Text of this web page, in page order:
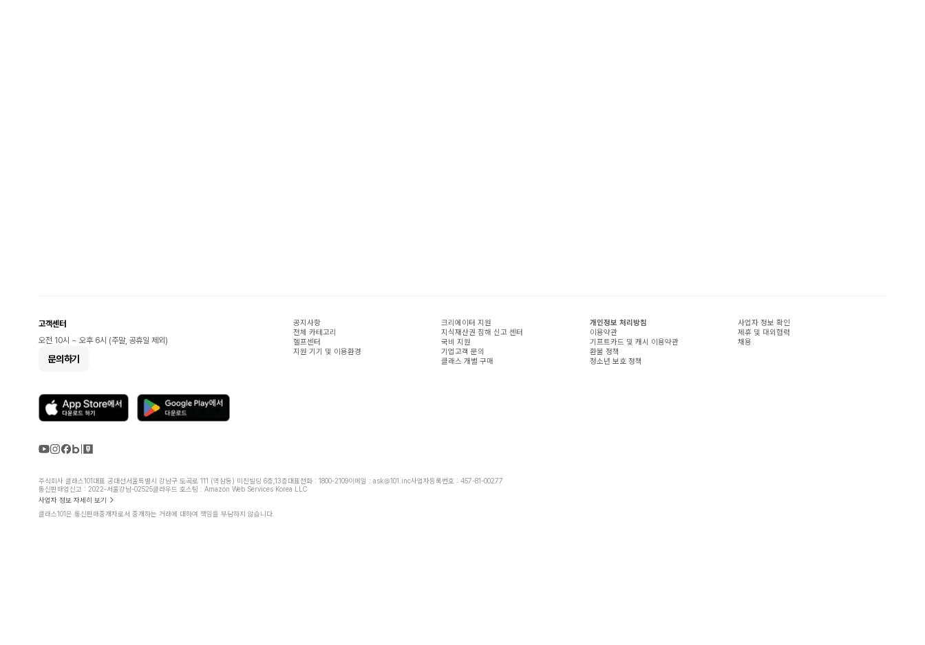
고객센터
오전 10시 ~ 오후 6시 (주말, 공휴일 제외)
문의하기
공지사항
전체 카테고리
헬프센터
지원 기기 및 이용환경
크리에이터 지원
지식재산권 침해 신고 센터
국비 지원
기업고객 문의
클래스 개별 구매
개인정보 처리방침
이용약관
기프트카드 및 캐시 이용약관
환불 정책
청소년 보호 정책
사업자 정보 확인
제휴 및 대외협력
채용
주식회사 클래스101대표 공대선서울특별시 강남구 도곡로 111 (역삼동) 미진빌딩 6층,13층대표전화 : 1800-2109이메일 : ask@101.inc사업자등록번호 : 457-81-00277
통신판매업신고 : 2022-서울강남-02525클라우드 호스팅 : Amazon Web Services Korea LLC
사업자 정보 자세히 보기
클래스101은 통신판매중개자로서 중개하는 거래에 대하여 책임을 부담하지 않습니다.